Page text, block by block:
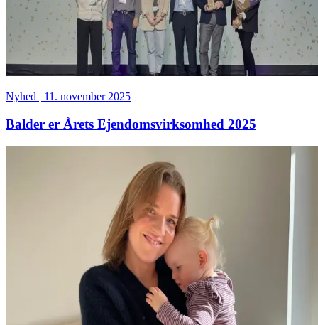
Nyhed | 11. november 2025
Balder er Årets Ejendomsvirksomhed 2025